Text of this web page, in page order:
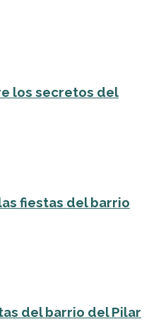
los secretos del
fiestas del barrio
del barrio del Pilar